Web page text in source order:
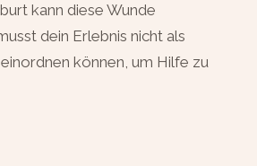
kann diese Wunde
dein Erlebnis nicht als
einordnen können, um Hilfe zu